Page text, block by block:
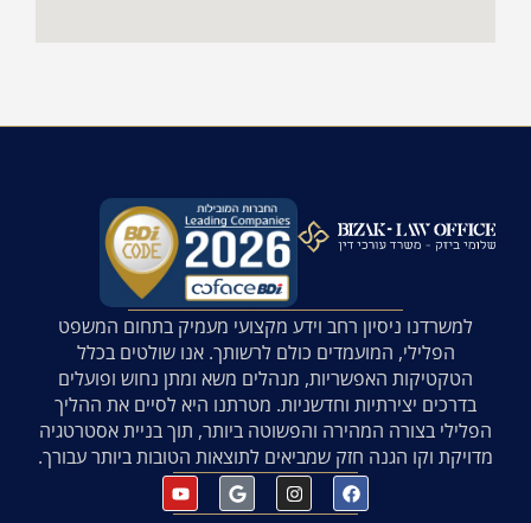
למשרדנו ניסיון רחב וידע מקצועי מעמיק בתחום המשפט
הפלילי, המועמדים כולם לרשותך. אנו שולטים בכלל
הטקטיקות האפשריות, מנהלים משא ומתן נחוש ופועלים
בדרכים יצירתיות וחדשניות. מטרתנו היא לסיים את ההליך
הפלילי בצורה המהירה והפשוטה ביותר, תוך בניית אסטרטגיה
מדויקת וקו הגנה חזק שמביאים לתוצאות הטובות ביותר עבורך.